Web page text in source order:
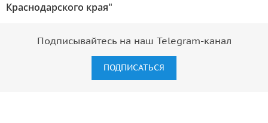
Краснодарского края"
Подписывайтесь на наш Telegram-канал
ПОДПИСАТЬСЯ